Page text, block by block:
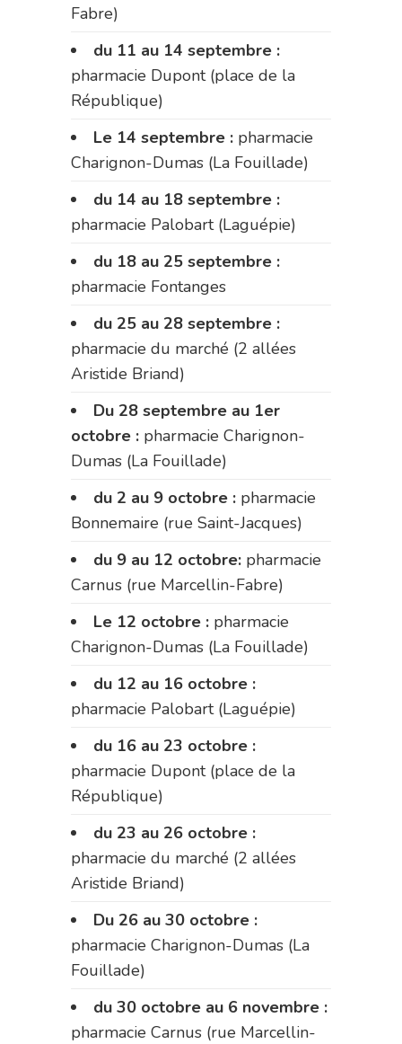
Fabre)
du 11 au 14 septembre :
pharmacie Dupont (place de la
République)
Le 14 septembre : pharmacie
Charignon-Dumas (La Fouillade)
du 14 au 18 septembre :
pharmacie Palobart (Laguépie)
du 18 au 25 septembre :
pharmacie Fontanges
du 25 au 28 septembre :
pharmacie du marché (2 allées
Aristide Briand)
Du 28 septembre au 1er
octobre : pharmacie Charignon-
Dumas (La Fouillade)
du 2 au 9 octobre : pharmacie
Bonnemaire (rue Saint-Jacques)
du 9 au 12 octobre: pharmacie
Carnus (rue Marcellin-Fabre)
Le 12 octobre : pharmacie
Charignon-Dumas (La Fouillade)
du 12 au 16 octobre :
pharmacie Palobart (Laguépie)
du 16 au 23 octobre :
pharmacie Dupont (place de la
République)
du 23 au 26 octobre :
pharmacie du marché (2 allées
Aristide Briand)
Du 26 au 30 octobre :
pharmacie Charignon-Dumas (La
Fouillade)
du 30 octobre au 6 novembre :
pharmacie Carnus (rue Marcellin-